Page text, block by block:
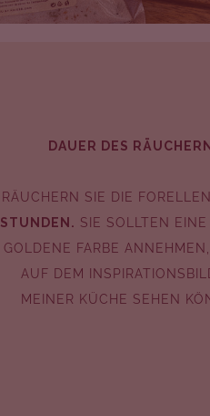
DAUER DES
RÄUCHERN SIE DIE FORELLEN
STUNDEN. SIE SOLLTEN
GOLDENE FARBE
AUF DEM
MEINER KÜCHE SEHEN